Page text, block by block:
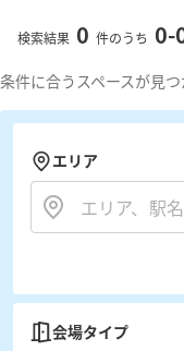
検索結果 0 件のうち 0-
条件に合うスペースが見つ
エリア
会場タイプ